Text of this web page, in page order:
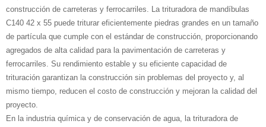
construcción de carreteras y ferrocarriles. La trituradora de mandíbulas
C140 42 x 55 puede triturar eficientemente piedras grandes en un tamaño
de partícula que cumple con el estándar de construcción, proporcionando
agregados de alta calidad para la pavimentación de carreteras y
ferrocarriles. Su rendimiento estable y su eficiente capacidad de
trituración garantizan la construcción sin problemas del proyecto y, al
mismo tiempo, reducen el costo de construcción y mejoran la calidad del
proyecto.
En la industria química y de conservación de agua, la trituradora de